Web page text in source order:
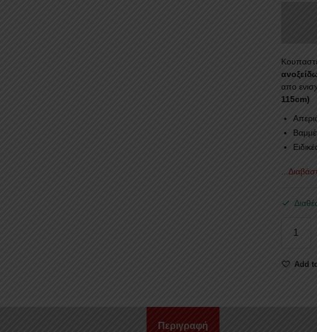
απο
115cm)
115BL
Add
Περιγραφή